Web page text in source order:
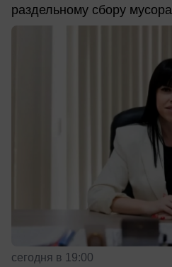
раздельному сбору мусора
сегодня в 19:00